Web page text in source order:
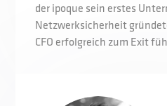
der ipoque sein erstes
Netzwerksicherheit
CFO erfolgreich zum Exit